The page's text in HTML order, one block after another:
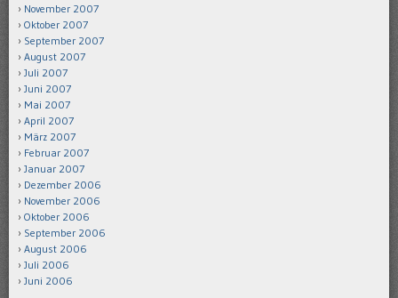
November 2007
Oktober 2007
September 2007
August 2007
Juli 2007
Juni 2007
Mai 2007
April 2007
März 2007
Februar 2007
Januar 2007
Dezember 2006
November 2006
Oktober 2006
September 2006
August 2006
Juli 2006
Juni 2006